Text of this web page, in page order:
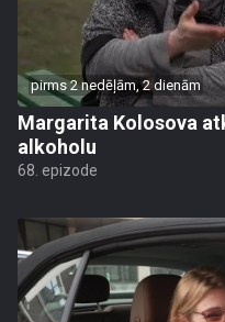
pirms 2 nedēļām, 2 dienām
Margarita Kolosova
alkoholu
68. epizode